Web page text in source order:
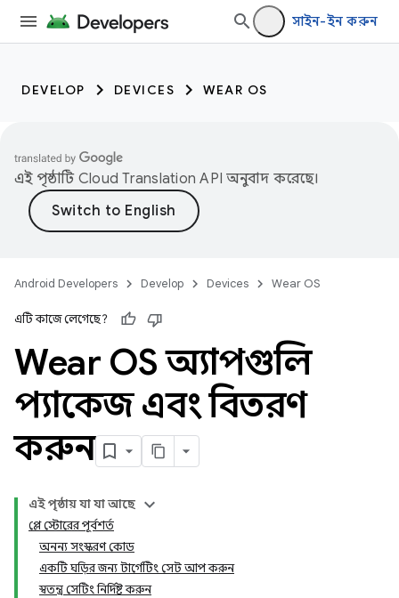
সাইন-ইন করুন
DEVELOP DEVICES WEAR OS
এই পৃষ্ঠাটি Cloud Translation API অনুবাদ করেছে।
Android Developers Develop Devices Wear OS
এটি কাজে লেগেছে?
Wear OS অ্যাপগুলি
প্যাকেজ এবং বিতরণ
করুন
এই পৃষ্ঠায় যা যা আছে
প্লে স্টোরের পূর্বশর্ত
অনন্য সংস্করণ কোড
একটি ঘড়ির জন্য টার্গেটিং সেট আপ করুন
স্বতন্ত্র সেটিং নির্দিষ্ট করুন